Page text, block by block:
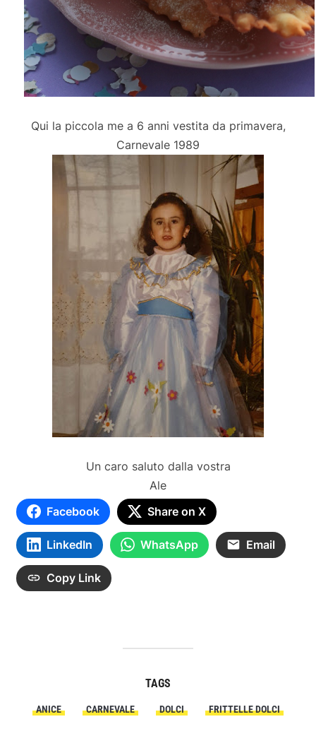
Qui la piccola me a 6 anni vestita da primavera,
Carnevale 1989
Un caro saluto dalla vostra
Ale
Facebook
Share on X
LinkedIn WhatsApp Email
Copy Link
TAGS
ANICE CARNEVALE DOLCI FRITTELLE DOLCI